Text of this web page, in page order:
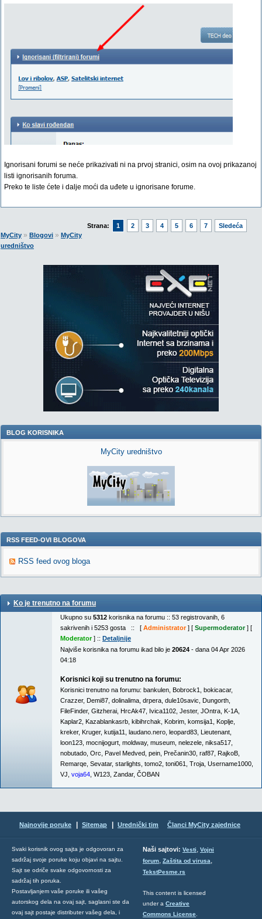
Ignorisani forumi se neće prikazivati ni na prvoj stranici, osim na ovoj prikazanoj
listi ignorisanih foruma.
Preko te liste ćete i dalje moći da uđete u ignorisane forume.
Strana: 1 2 3 4 5 6 7
Sledeća
MyCity » Blogovi » MyCity
uredništvo
BLOG KORISNIKA
MyCity uredništvo
RSS FEED-OVI BLOGOVA
RSS feed ovog bloga
Ko je trenutno na forumu
Ukupno su 5312 korisnika na forumu :: 53 registrovanih, 6
sakrivenih i 5253 gosta :: [ Administrator] [ Supermoderator] [
Moderator] :: Detaljnije
Najviše korisnika na forumu ikad bilo je 20624 - dana 04 Apr 2026
04:18
Korisnici koji su trenutno na forumu:
Korisnici trenutno na forumu: bankulen Bobrock1 bokicacar,
Crazzer, Demi87 dolinalima drpera dule10savic Dungorth
FileFinder, Gitzherai HrcAk47 Ivica1102 Jester, JOntra K-1A
Kaplar2 Kazablankasrb kibihrchak Kobrim komsija1 Koplje
kreker, Kruger, kutija11 laudano.nero leopard83 Lieutenant
loon123 mocnijogurt moldway, museum nelezele niksa517
nobutado Orc Pavel Medved pein Prečanin30 raf87 RajkoB
Remarqe Sevatar, starlights tomo2 toni061 Troja Username1000
VJ voja64 W123 Zandar, ČOBAN
Najnovije poruke Sitemap Urednički tim Članci MyCity zajednice
Svaki korisnik ovog sajta je odgovoran za
sadržaj svoje poruke koju objavi na sajtu.
Sajt se odriče svake odgovornosti za
sadržaj tih poruka.
Postavljanjem vaše poruke ili vašeg
autorskog dela na ovaj sajt, saglasni ste da
ovaj sajt postaje distributer vašeg dela, i
Naši sajtovi: Vesti, Vojni
forum, Zaštita od virusa,
TekstPesme.rs
This content is licensed
under a Creative
Commons License